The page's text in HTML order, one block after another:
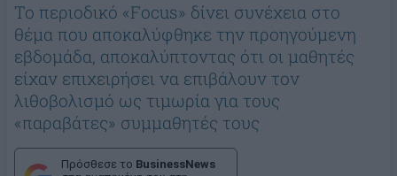
Το περιοδικό «Focus» δίνει συνέχεια στο
θέμα που αποκαλύφθηκε την προηγούμενη
εβδομάδα, αποκαλύπτοντας ότι οι μαθητές
είχαν επιχειρήσει να επιβάλουν τον
λιθοβολισμό ως τιμωρία για τους
«παραβάτες» συμμαθητές τους
Πρόσθεσε το BusinessNews